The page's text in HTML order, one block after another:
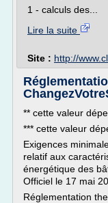
1 - calculs des...
Lire la suite
Site : http://
** cette valeur
*** cette valeur
Exigences
relatif aux
énergétique des
Officiel le 17 mai
Réglementation